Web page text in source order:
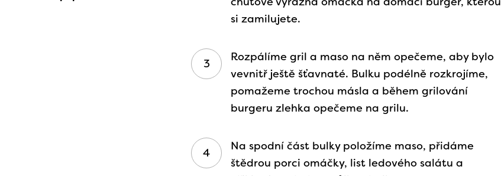
si zamilujete.
Rozpálíme gril a maso na něm opečeme, aby bylo
vevnitř ještě šťavnaté. Bulku podélně rozkrojíme,
pomažeme trochou másla a během grilování
burgeru zlehka opečeme na grilu.
Na spodní část bulky položíme maso, přidáme
štědrou porci omáčky, list ledového salátu a